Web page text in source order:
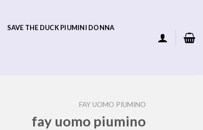
SAVE THE DUCK PIUMINI DONNA
FAY UOMO PIUMINO
fay uomo piumino